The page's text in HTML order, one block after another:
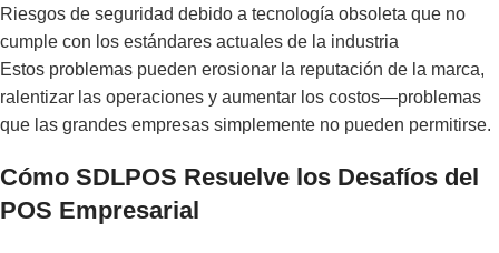
Riesgos de seguridad debido a tecnología obsoleta que no
cumple con los estándares actuales de la industria
Estos problemas pueden erosionar la reputación de la marca,
ralentizar las operaciones y aumentar los costos—problemas
que las grandes empresas simplemente no pueden permitirse.
Cómo SDLPOS Resuelve los Desafíos del
POS Empresarial